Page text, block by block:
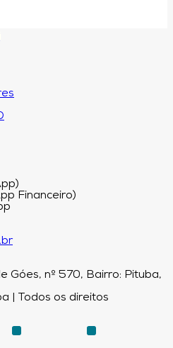
Financeiro)
Góes, nº 570, Bairro: Pituba,
| Todos os direitos